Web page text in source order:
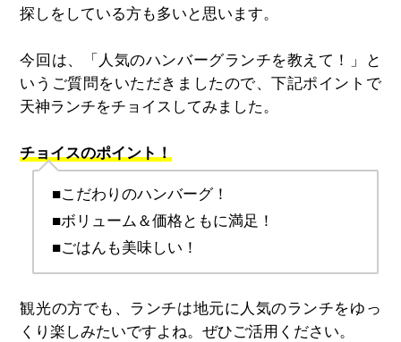
探しをしている方も多いと思います。
今回は、「人気のハンバーグランチを教えて！」と
いうご質問をいただきましたので、下記ポイントで
天神ランチをチョイスしてみました。
チョイスのポイント！
■こだわりのハンバーグ！
■ボリューム＆価格ともに満足！
■ごはんも美味しい！
観光の方でも、ランチは地元に人気のランチをゆっ
くり楽しみたいですよね。ぜひご活用ください。